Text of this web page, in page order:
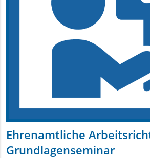
Ehrenamtliche
Grundlagenseminar